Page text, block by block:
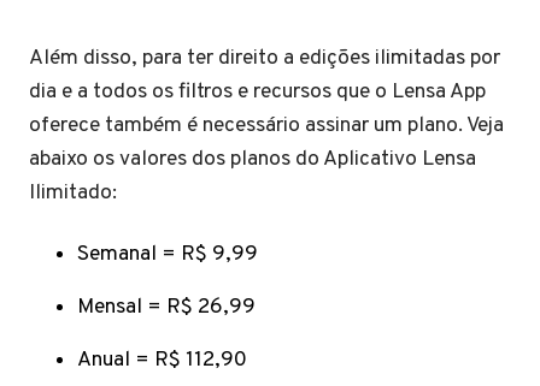
Além disso, para ter direito a edições ilimitadas por
dia e a todos os filtros e recursos que o Lensa App
oferece também é necessário assinar um plano. Veja
abaixo os valores dos planos do Aplicativo Lensa
Ilimitado:
Semanal = R$ 9,99
Mensal = R$ 26,99
Anual = R$ 112,90